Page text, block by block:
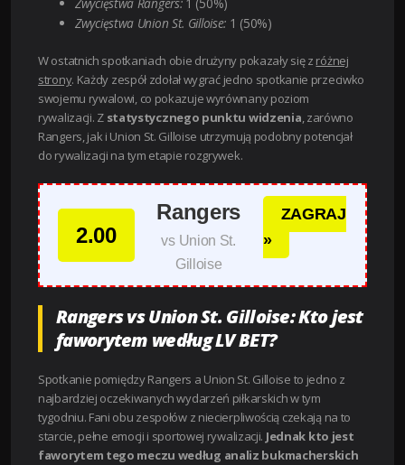
Zwycięstwa Union St. Gilloise: 1 (50%)
W ostatnich spotkaniach obie drużyny pokazały się z różnej
strony. Każdy zespół zdołał wygrać jedno spotkanie przeciwko
swojemu rywalowi, co pokazuje wyrównany poziom
rywalizacji. Z statystycznego punktu widzenia, zarówno
Rangers, jak i Union St. Gilloise utrzymują podobny potencjał
do rywalizacji na tym etapie rozgrywek.
2.00
Rangers
vs Union St.
Gilloise
ZAGRAJ
»
Rangers vs Union St. Gilloise: Kto jest
faworytem według LV BET?
Spotkanie pomiędzy Rangers a Union St. Gilloise to jedno z
najbardziej oczekiwanych wydarzeń piłkarskich w tym
tygodniu. Fani obu zespołów z niecierpliwością czekają na to
starcie, pełne emocji i sportowej rywalizacji. Jednak kto jest
faworytem tego meczu według analiz bukmacherskich